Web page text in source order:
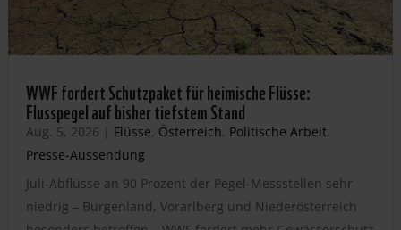
WWF fordert Schutzpaket für heimische Flüsse:
Flusspegel auf bisher tiefstem Stand
Aug. 5, 2026 | Flüsse, Österreich, Politische Arbeit,
Presse-Aussendung
Juli-Abflüsse an 90 Prozent der Pegel-Messstellen sehr
niedrig – Burgenland, Vorarlberg und Niederösterreich